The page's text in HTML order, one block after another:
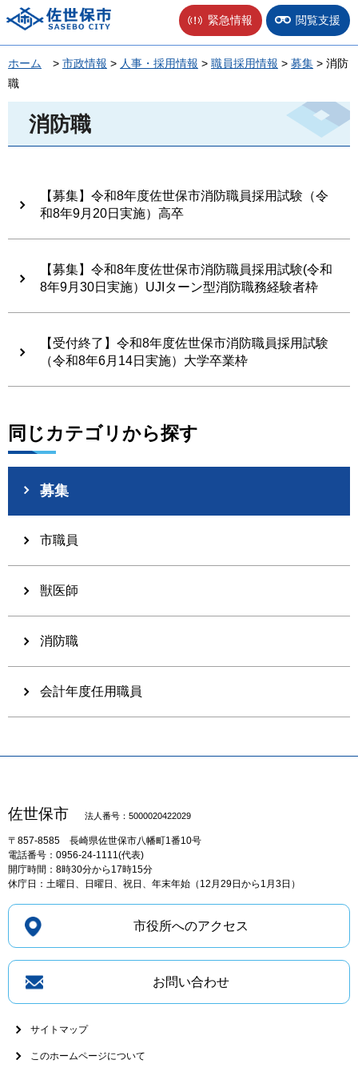
佐世保市 緊急情報 閲覧支援
ホーム > 市政情報 > 人事・採用情報 > 職員採用情報 > 募集 > 消防
職
消防職
【募集】令和8年度佐世保市消防職員採用試験（令
和8年9月20日実施）高卒
【募集】令和8年度佐世保市消防職員採用試験(令和
8年9月30日実施）UJIターン型消防職務経験者枠
【受付終了】令和8年度佐世保市消防職員採用試験
（令和8年6月14日実施）大学卒業枠
同じカテゴリから探す
募集
市職員
獣医師
消防職
会計年度任用職員
佐世保市 法人番号：5000020422029
〒857-8585 長崎県佐世保市八幡町1番10号
電話番号：0956-24-1111(代表)
開庁時間：8時30分から17時15分
休庁日：土曜日、日曜日、祝日、年末年始（12月29日から1月3日）
市役所へのアクセス
お問い合わせ
サイトマップ
このホームページについて